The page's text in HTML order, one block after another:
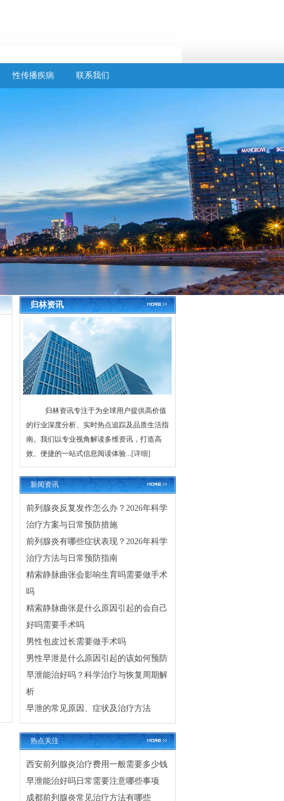
性传播疾病 联系我们
归林资讯
归林资讯专注于为全球用户提供高价值
的行业深度分析、实时热点追踪及品质生活指
南。我们以专业视角解读多维资讯，打造高
效、便捷的一站式信息阅读体验... [详细]
新闻资讯
前列腺炎反复发作怎么办？2026年科学
治疗方案与日常预防措施
前列腺炎有哪些症状表现？2026年科学
治疗方法与日常预防指南
精索静脉曲张会影响生育吗需要做手术
吗
精索静脉曲张是什么原因引起的会自己
好吗需要手术吗
男性包皮过长需要做手术吗
男性早泄是什么原因引起的该如何预防
早泄能治好吗？科学治疗与恢复周期解
析
早泄的常见原因、症状及治疗方法
热点关注
西安前列腺炎治疗费用一般需要多少钱
早泄能治好吗日常需要注意哪些事项
成都前列腺炎常见治疗方法有哪些